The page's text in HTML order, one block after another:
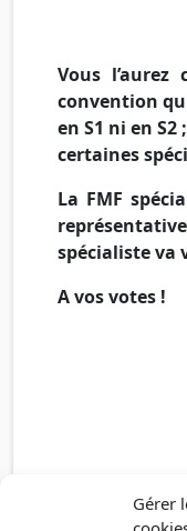
Gérer
Vous l’aurez
convention
en S1 ni en
certaines
La FMF
spécialiste va
A vos votes !